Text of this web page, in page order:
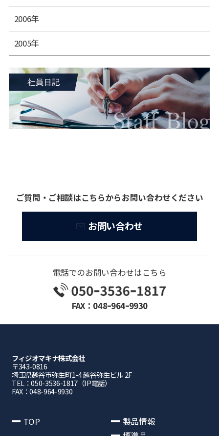
2006年
2005年
ご質問・ご相談はこちらからお問い合わせください
お問い合わせ
電話でのお問い合わせはこちら
FAX：048ｰ964ｰ9930
フィジオマキナ株式会社
〒343-0816
埼⽟県越⾕市弥⽣町1-4 越⾕弥⽣ビル 2F
TEL：050-3536-1817（IP電話）
FAX：048-964-9930
TOP
製品情報